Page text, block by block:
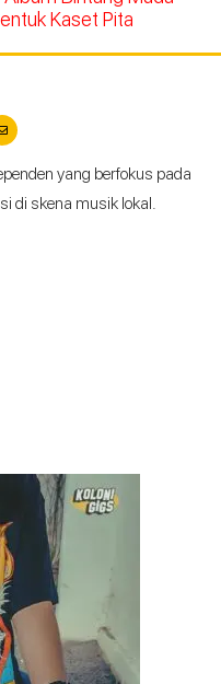
Kaset Pita
yang berfokus pada
di skena musik lokal.